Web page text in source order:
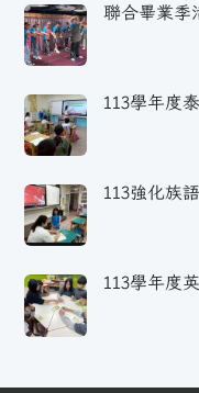
聯合畢業季
113學年度
113強化族
113學年度